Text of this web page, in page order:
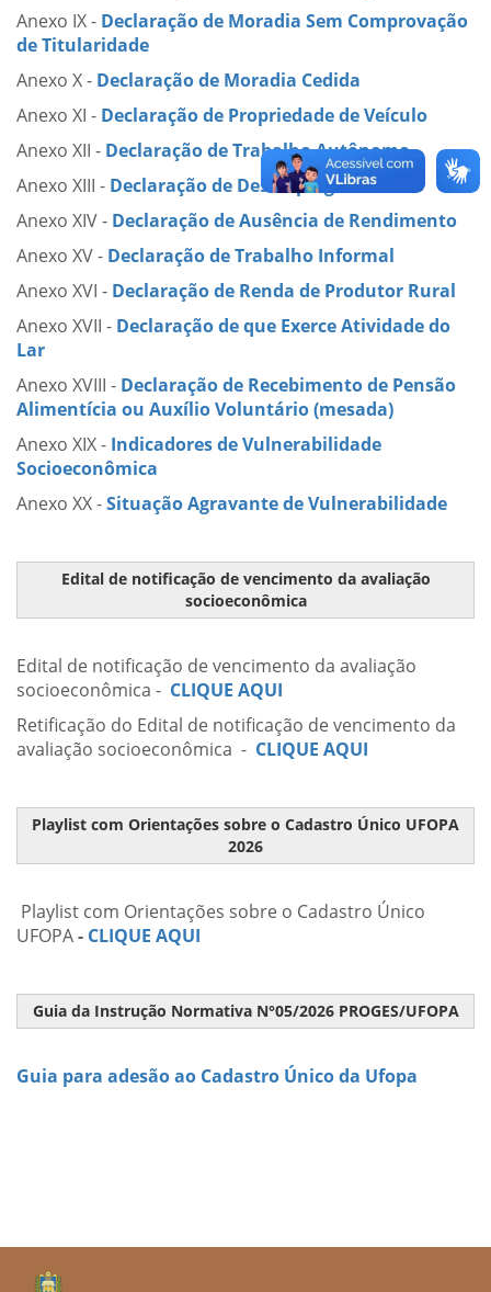
Anexo IX - Declaração de Moradia Sem Comprovação
de Titularidade
Anexo X - Declaração de Moradia Cedida
Anexo XI - Declaração de Propriedade de Veículo
Anexo XII - Declaração de Trabalho Autônomo
Anexo XIII - Declaração de Desemprego
Anexo XIV - Declaração de Ausência de Rendimento
Anexo XV - Declaração de Trabalho Informal
Anexo XVI - Declaração de Renda de Produtor Rural
Anexo XVII - Declaração de que Exerce Atividade do
Lar
Anexo XVIII - Declaração de Recebimento de Pensão
Alimentícia ou Auxílio Voluntário (mesada)
Anexo XIX - Indicadores de Vulnerabilidade
Socioeconômica
Anexo XX -Situação Agravante de Vulnerabilidade
Edital de notificação de vencimento da avaliação
socioeconômica
Edital de notificação de vencimento da avaliação
socioeconômica - CLIQUE AQUI
Retificação do Edital de notificação de vencimento da
avaliação socioeconômica - CLIQUE AQUI
Playlist com Orientações sobre o Cadastro Único UFOPA
2026
Playlist com Orientações sobre o Cadastro Único
UFOPA- CLIQUE AQUI
Guia da Instrução Normativa N°05/2026 PROGES/UFOPA
Guia para adesão ao Cadastro Único da Ufopa